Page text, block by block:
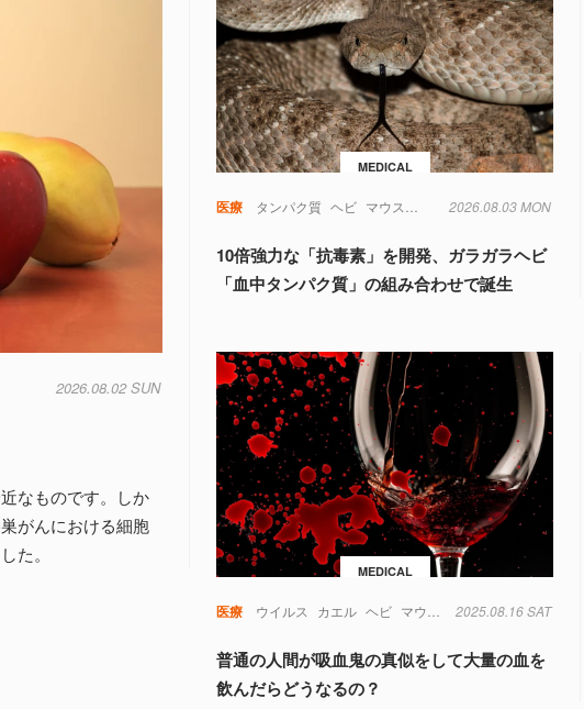
2026.08.02 SUN
なものです。しか
がんにおける細胞
た。
MEDICAL
医療 タンパク質 ヘビ マウス 実験 毒 遺伝子
2026.08.03 MON
10倍強力な「抗毒素」を開発、ガラガラヘビ
「血中タンパク質」の組み合わせで誕生
MEDICAL
医療 ウイルス カエル ヘビ マウス 免疫 毒 糖尿病
2025.08.16 SAT
普通の人間が吸血鬼の真似をして大量の血を
飲んだらどうなるの？